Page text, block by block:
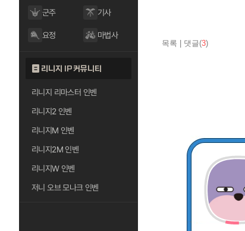
군주 기사
요정 마법사
리니지 IP 커뮤니티
리니지 리마스터 인벤
리니지2 인벤
리니지M 인벤
리니지2M 인벤
리니지W 인벤
저니 오브 모나크 인벤
목록 댓글(3)